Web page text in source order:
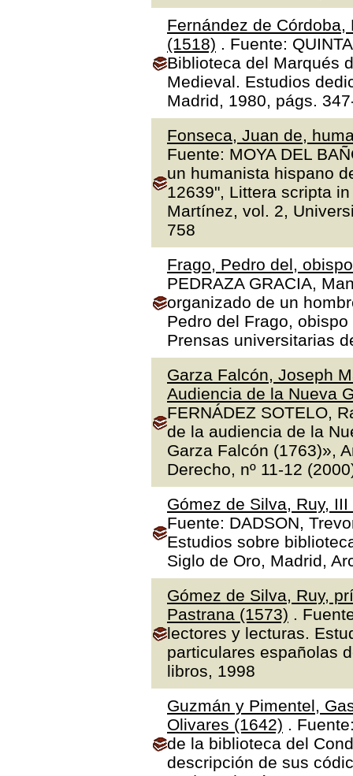
Fernández de
(1518) . Fuente:
Biblioteca del Marqués
Medieval. Estudios
Madrid, 1980, págs.
Fonseca, Juan de,
Fuente: MOYA DEL
un humanista hispano
12639", Littera scripta
Martínez, vol. 2,
758
Frago, Pedro del,
PEDRAZA GRACIA,
organizado de un
Pedro del Frago,
Prensas universitarias
Garza Falcón, Joseph
Audiencia de la Nueva
FERNÁDEZ SOTELO,
de la audiencia de la
Garza Falcón (1763)»,
Derecho, nº 11-12
Gómez de Silva, Ruy,
Fuente: DADSON,
Estudios sobre
Siglo de Oro, Madrid,
Gómez de Silva, Ruy,
Pastrana (1573) .
lectores y lecturas.
particulares españolas
libros, 1998
Guzmán y Pimentel,
Olivares (1642) .
de la biblioteca del
descripción de sus